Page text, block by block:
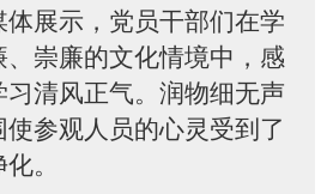
展示，党员干部们在学
、崇廉的文化情境中，感
清风正气。润物细无声
参观人员的心灵受到了
。